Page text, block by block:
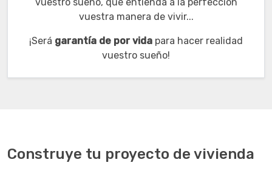
vuestro sueño, que entienda a la perfección
vuestra manera de vivir...
¡Será garantía de por vida para hacer realidad
vuestro sueño!
Construye tu proyecto de vivienda